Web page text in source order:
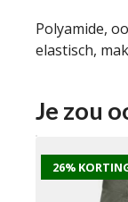
Polyamide,
elastisch,
Je zou
26%